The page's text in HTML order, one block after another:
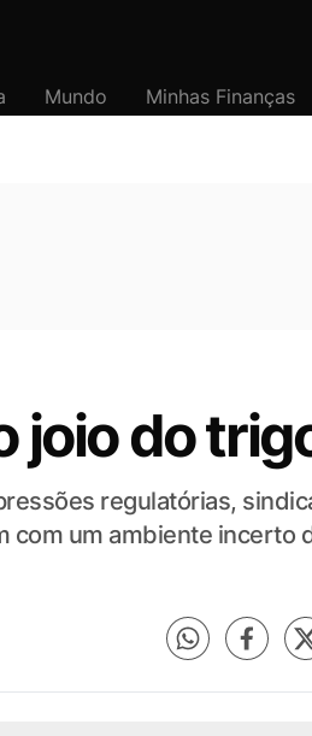
Mundo Minhas Finanças
joio do
regulatórias,
com um ambiente incerto